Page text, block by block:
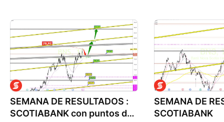
SEMANA DE RESULTADOS :
SCOTIABANK con puntos de
SEMANA DE
SCOTIABANK